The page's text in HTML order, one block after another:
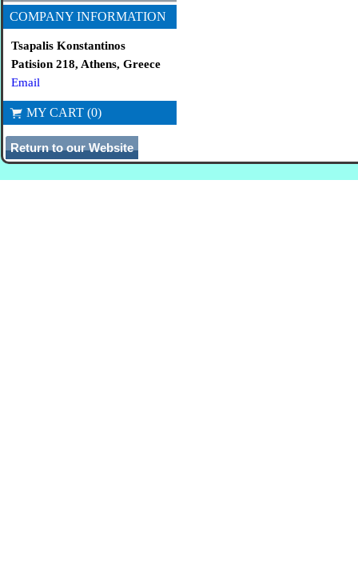
COMPANY INFORMATION
Tsapalis Konstantinos
Patision 218, Athens, Greece
Email
MY CART (0)